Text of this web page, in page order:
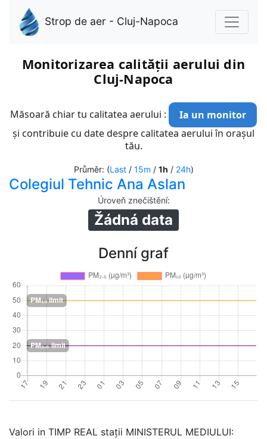
Strop de aer - Cluj-Napoca
Monitorizarea calității aerului din
Cluj-Napoca
Măsoară chiar tu calitatea aerului :
Ia un monitor
și contribuie cu date despre calitatea aerului în orașul
tău.
Průměr: (Last/ 15m / 1h / 24h)
Colegiul Tehnic Ana Aslan
Úroveň znečištění:
Žádná data
Denní graf
Valori in TIMP REAL stații MINISTERUL MEDIULUI: